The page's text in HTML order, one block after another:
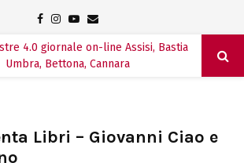
Facebook
Instagram
Youtube
Email
Libri – Giovanni Ciao e